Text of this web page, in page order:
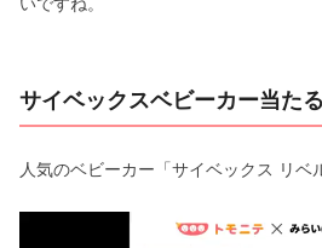
サイベックスベビーカー当たる
人気のベビーカー「サイベックス リベ